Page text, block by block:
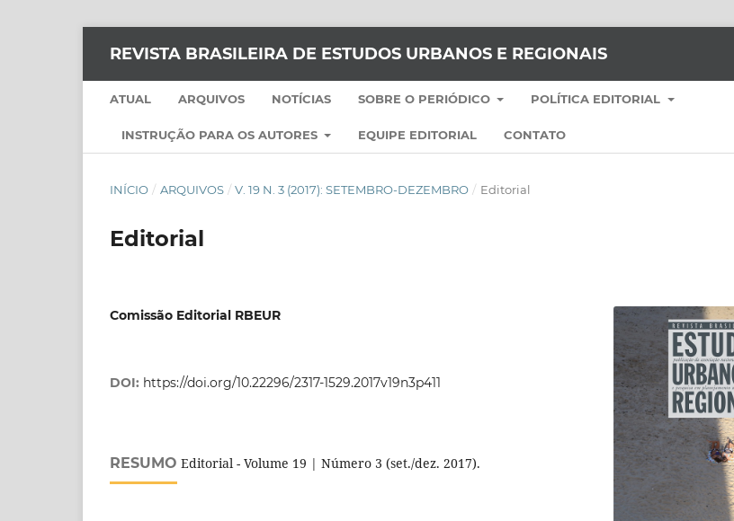
REVISTA BRASILEIRA DE ESTUDOS URBANOS E REGIONAIS
ATUAL ARQUIVOS NOTÍCIAS SOBRE O PERIÓDICO POLÍTICA EDITORIAL
INSTRUÇÃO PARA OS AUTORES EQUIPE EDITORIAL CONTATO
INÍCIO / ARQUIVOS / V. 19 N. 3 (2017): SETEMBRO-DEZEMBRO / Editorial
Editorial
Comissão Editorial RBEUR
DOI: https://doi.org/10.22296/2317-1529.2017v19n3p411
RESUMO Editorial - Volume 19 | Número 3 (set./dez. 2017).